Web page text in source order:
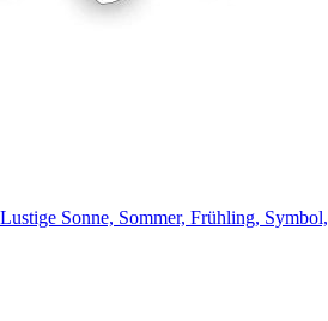
Lustige Sonne, Sommer, Frühling, Symbol,